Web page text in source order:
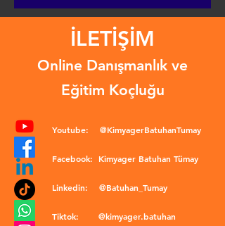
İLETİŞİM
Online Danışmanlık ve
Eğitim Koçluğu
Youtube: @KimyagerBatuhanTumay
Facebook: Kimyager Batuhan Tümay
Linkedin: @Batuhan_Tumay
Tiktok: @kimyager.batuhan